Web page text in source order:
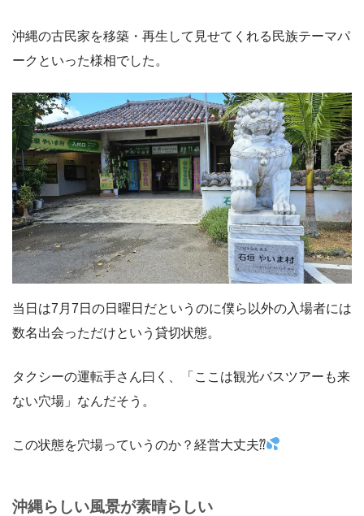
沖縄の古民家を移築・再生して見せてくれる民族テーマパ
ークといった様相でした。
当日は7月7日の日曜日だというのに僕ら以外の入場者には
数名出会っただけという貸切状態。
タクシーの運転手さん曰く、「ここは観光バスツアーも来
ない穴場」なんだそう。
この状態を穴場っていうのか？経営大丈夫⁇
沖縄らしい風景が素晴らしい